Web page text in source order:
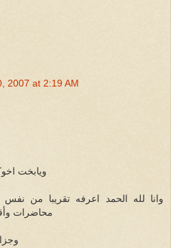
2007 at 2:19 AM
ويابخت
وانا لله الحمد اعرفه تقريبا من
محاضرات